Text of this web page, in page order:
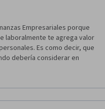
Empresariales porque
laboralmente te agrega valor
Es como decir, que
debería considerar en
organización, puedo